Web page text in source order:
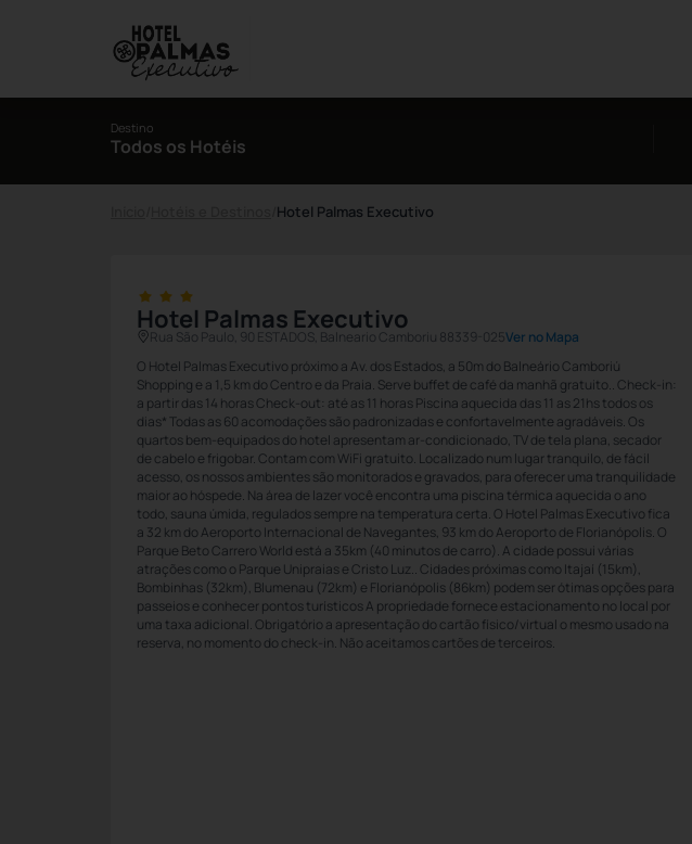
Destino
Todos os Hotéis
Hotel Palmas Executivo
Hotel Palmas Executivo
Rua São Paulo, 90 ESTADOS, Balneario Camboriu 88339-025Ver no Mapa
O Hotel Palmas Executivo próximo a Av. dos Estados, a 50m do Balneário Camboriú
Shopping e a 1,5 km do Centro e da Praia. Serve buffet de café da manhã gratuito.. Check-in:
a partir das 14 horas Check-out: até as 11 horas Piscina aquecida das 11 as 21hs todos os
dias* Todas as 60 acomodações são padronizadas e confortavelmente agradáveis. Os
quartos bem-equipados do hotel apresentam ar-condicionado, TV de tela plana, secador
de cabelo e frigobar. Contam com WiFi gratuito. Localizado num lugar tranquilo, de fácil
acesso, os nossos ambientes são monitorados e gravados, para oferecer uma tranquilidade
maior ao hóspede. Na área de lazer você encontra uma piscina térmica aquecida o ano
todo, sauna úmida, regulados sempre na temperatura certa. O Hotel Palmas Executivo fica
a 32 km do Aeroporto Internacional de Navegantes, 93 km do Aeroporto de Florianópolis. O
Parque Beto Carrero World está a 35km (40 minutos de carro). A cidade possui várias
atrações como o Parque Unipraias e Cristo Luz.. Cidades próximas como Itajaí (15km),
Bombinhas (32km), Blumenau (72km) e Florianópolis (86km) podem ser ótimas opções para
passeios e conhecer pontos turísticos A propriedade fornece estacionamento no local por
uma taxa adicional. Obrigatório a apresentação do cartão físico/virtual o mesmo usado na
reserva, no momento do check-in. Não aceitamos cartões de terceiros.